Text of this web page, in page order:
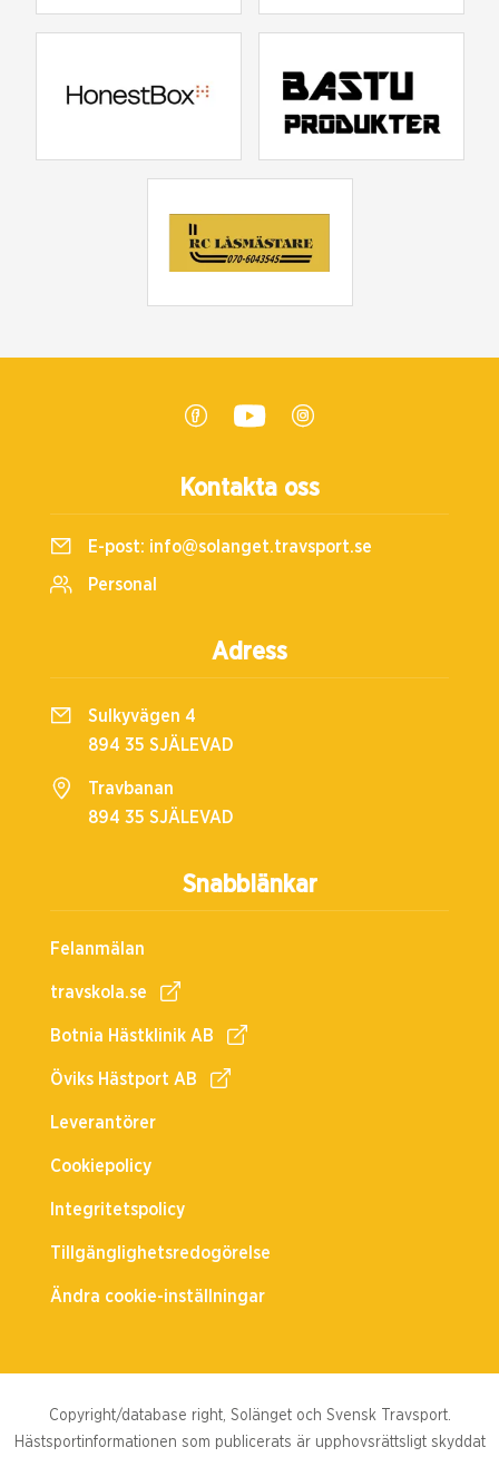
Snabblänkar
Felanmälan
travskola.se
Botnia Hästklinik AB
Öviks Hästport AB
Leverantörer
Cookiepolicy
Integritetspolicy
Tillgänglighetsredogörelse
Ändra cookie-inställningar
Kontakta oss
E-post: info@solanget.travsport.se
Personal
Adress
Sulkyvägen 4
894 35 SJÄLEVAD
Travbanan
894 35 SJÄLEVAD
Copyright/database right, Solänget och Svensk Travsport.
Hästsportinformationen som publicerats är upphovsrättsligt skyddat